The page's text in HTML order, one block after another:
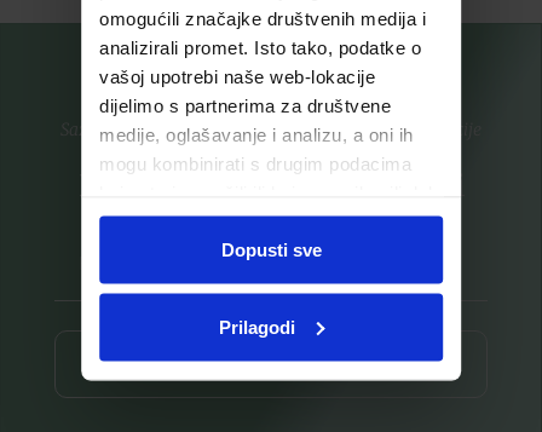
omogućili značajke društvenih medija i
analizirali promet. Isto tako, podatke o
vašoj upotrebi naše web-lokacije
dijelimo s partnerima za društvene
medije, oglašavanje i analizu, a oni ih
mogu kombinirati s drugim podacima
ste upotrebljavali njihove usluge.
Dopusti sve
Prilagodi
Saznajte prvi za nove proizvode i ekskluzivne promocije
Prijavite se na listu za novosti
Prijava ⟶